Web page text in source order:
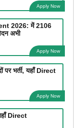
Apply Now
2026: में 2106
अभी
Apply Now
भर्ती, यहाँ Direct
Apply Now
Direct